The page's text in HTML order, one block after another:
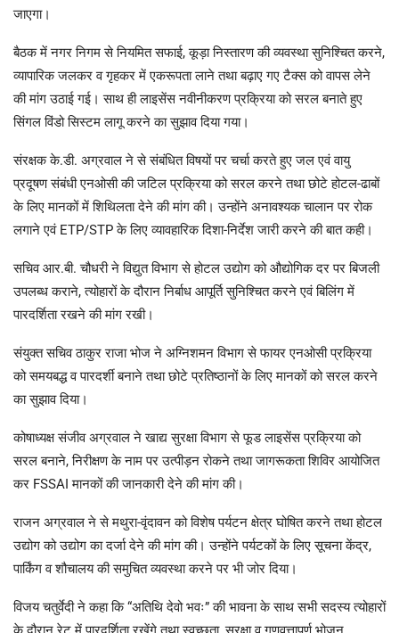
जाएगा।
बैठक में नगर निगम से नियमित सफाई, कूड़ा निस्तारण की व्यवस्था सुनिश्चित करने,
व्यापारिक जलकर व गृहकर में एकरूपता लाने तथा बढ़ाए गए टैक्स को वापस लेने
की मांग उठाई गई। साथ ही लाइसेंस नवीनीकरण प्रक्रिया को सरल बनाते हुए
सिंगल विंडो सिस्टम लागू करने का सुझाव दिया गया।
संरक्षक के.डी. अग्रवाल ने से संबंधित विषयों पर चर्चा करते हुए जल एवं वायु
प्रदूषण संबंधी एनओसी की जटिल प्रक्रिया को सरल करने तथा छोटे होटल-ढाबों
के लिए मानकों में शिथिलता देने की मांग की। उन्होंने अनावश्यक चालान पर रोक
लगाने एवं ETP/STP के लिए व्यावहारिक दिशा-निर्देश जारी करने की बात कही।
सचिव आर.बी. चौधरी ने विद्युत विभाग से होटल उद्योग को औद्योगिक दर पर बिजली
उपलब्ध कराने, त्योहारों के दौरान निर्बाध आपूर्ति सुनिश्चित करने एवं बिलिंग में
पारदर्शिता रखने की मांग रखी।
संयुक्त सचिव ठाकुर राजा भोज ने अग्निशमन विभाग से फायर एनओसी प्रक्रिया
को समयबद्ध व पारदर्शी बनाने तथा छोटे प्रतिष्ठानों के लिए मानकों को सरल करने
का सुझाव दिया।
कोषाध्यक्ष संजीव अग्रवाल ने खाद्य सुरक्षा विभाग से फूड लाइसेंस प्रक्रिया को
सरल बनाने, निरीक्षण के नाम पर उत्पीड़न रोकने तथा जागरूकता शिविर आयोजित
कर FSSAI मानकों की जानकारी देने की मांग की।
राजन अग्रवाल ने से मथुरा-वृंदावन को विशेष पर्यटन क्षेत्र घोषित करने तथा होटल
उद्योग को उद्योग का दर्जा देने की मांग की। उन्होंने पर्यटकों के लिए सूचना केंद्र,
पार्किंग व शौचालय की समुचित व्यवस्था करने पर भी जोर दिया।
विजय चतुर्वेदी ने कहा कि “अतिथि देवो भवः” की भावना के साथ सभी सदस्य त्योहारों